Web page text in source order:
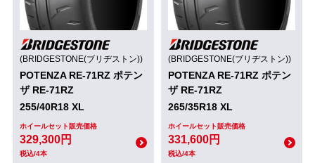
(BRIDGESTONE(ブリヂストン))
POTENZA RE-71RZ ポテン
ザ RE-71RZ
255/40R18 XL
ホイールセット販売価格
329,300円
税込/4本
(BRIDGESTONE(ブリヂストン))
POTENZA RE-71RZ ポテン
ザ RE-71RZ
265/35R18 XL
ホイールセット販売価格
331,600円
税込/4本